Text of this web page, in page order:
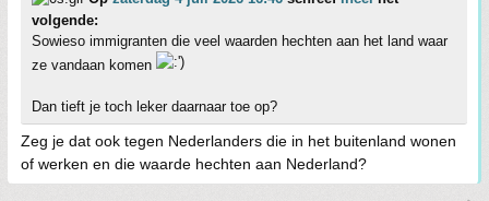
volgende:
Sowieso immigranten die veel waarden hechten aan het land waar
ze vandaan komen
Dan tieft je toch leker daarnaar toe op?
Zeg je dat ook tegen Nederlanders die in het buitenland wonen
of werken en die waarde hechten aan Nederland?